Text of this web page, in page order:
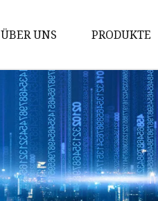
ÜBER UNS PRODUKTE
Ring
Punktion
Ohrringe
Armband
Halskette